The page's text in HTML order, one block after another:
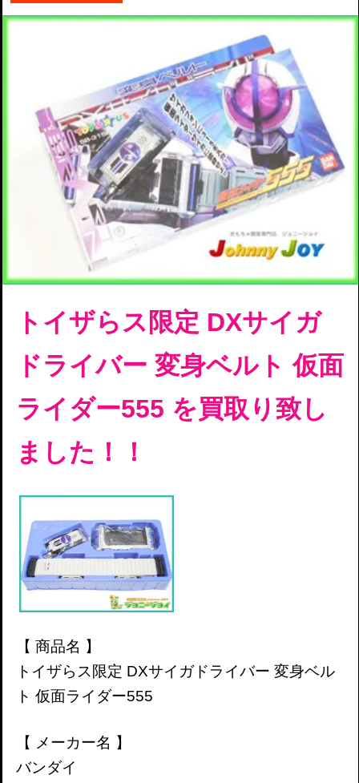
トイザらス限定 DXサイガ
ドライバー 変身ベルト 仮面
ライダー555 を買取り致し
ました！！
【 商品名 】
トイザらス限定 DXサイガドライバー 変身ベル
ト 仮面ライダー555
【 メーカー名 】
バンダイ